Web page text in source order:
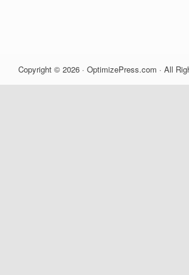
Copyright © 2026 · OptimizePress.com · All